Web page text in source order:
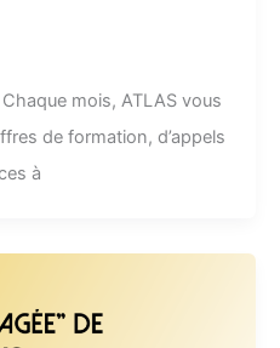
Chaque mois, ATLAS vous
de formation, d’appels
à